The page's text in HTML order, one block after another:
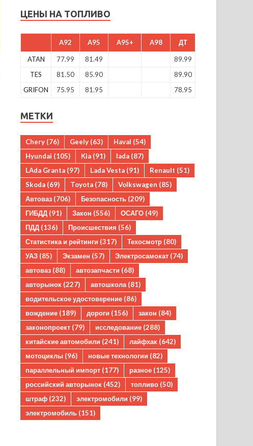
ЦЕНЫ НА ТОПЛИВО
A92 A95 A95+ A98 ДТ
ATAN 77.99 81.49
89.99
TES
81.50 85.90
89.90
GRIFON
75.95 81.95 78.95
МЕТКИ
Chery (76) Geely (63) Haval (54)
Hyundai (105) Kia (91) lada (87)
LAda Granta (97) Lada Vesta (91) Renault (51)
Skoda (69) Toyota (78) Volkswagen (85)
Автоваз (706) Безопасность (209)
ГИБДД (91) Закон (556) ОСАГО (49)
ПДД (136) Происшествия (56)
Статистика и рейтинги (317) Техосмотр (80)
УАЗ (85) Экзамен (57) Электросамокат (74)
автоваз (88) автозапчасти (68)
авторынок (227) автошкола (81)
водительское удостоверение (86)
вождение (189) дороги (156) закон (84)
законопроект (79) исследование (288)
китайские автомобили (241) лайфхак (642)
мотоциклы (96) новые технологии (82)
параллельный импорт (177) разное (125)
российский авторынок (452) топливо (50)
штраф (232) электромобили (99)
электромобиль (151)